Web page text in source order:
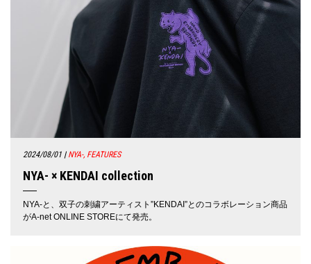
2024/08/01 | NYA-, FEATURES
NYA- × KENDAI collection
NYA-と、双子の刺繍アーティスト”KENDAI”とのコラボレーション商品
がA-net ONLINE STOREにて発売。